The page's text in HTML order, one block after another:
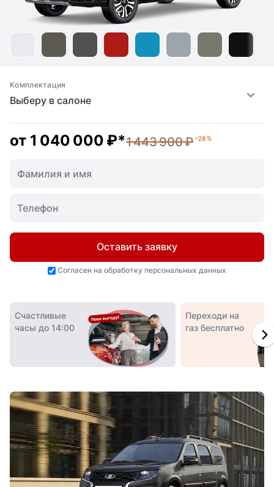
Выберу в салоне
Комплектация
от 1 040 000 ₽*1 443 900 ₽ –28 %
Оставить заявку
Согласен на обработку персональных данных
Счастливые
часы до 14:00
Переходи на
газ бесплатно